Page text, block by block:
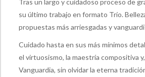
Tras un largo y cuidadoso proceso de
su último trabajo en formato Trío.
propuestas más arriesgadas y
Cuidado hasta en sus más mínimos
el virtuosismo, la maestría compositiva
Vanguardia, sin olvidar la eterna